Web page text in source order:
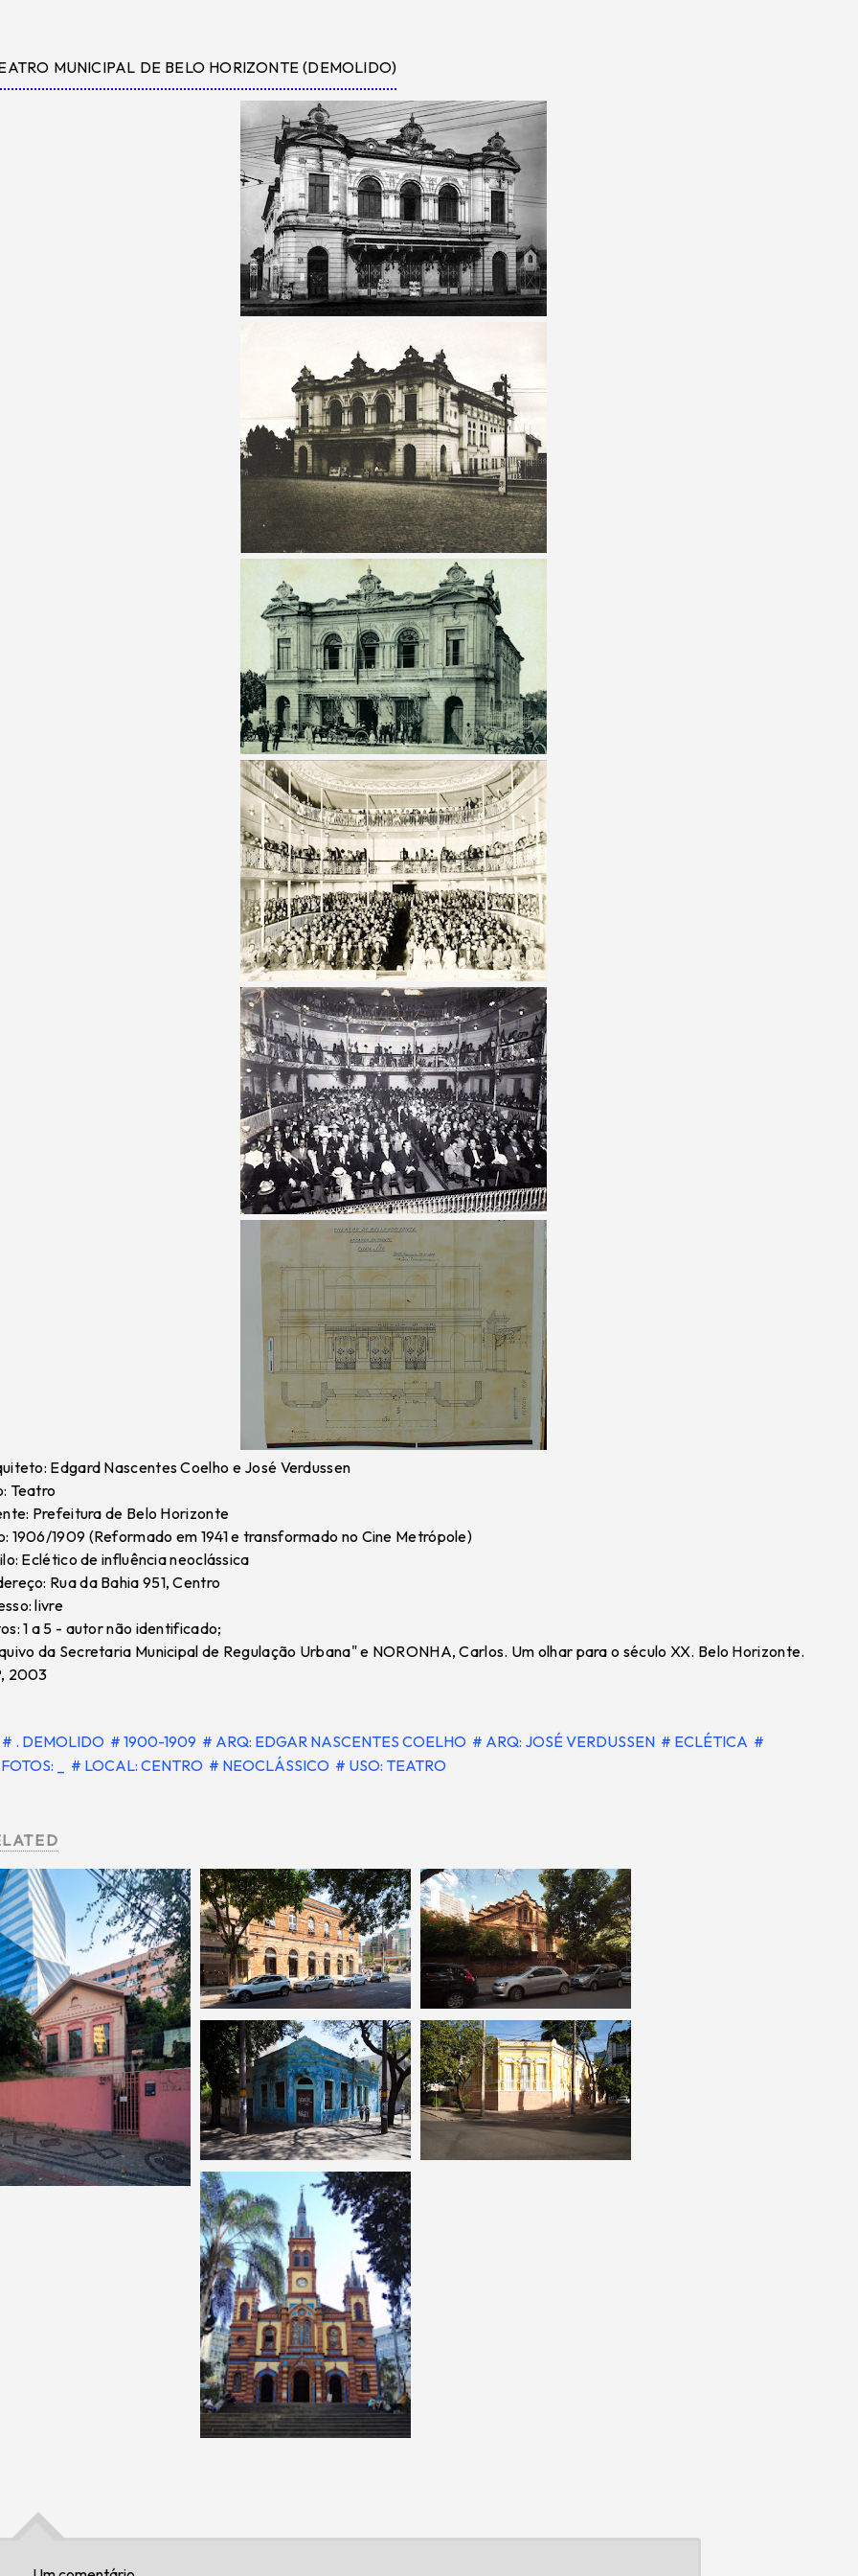
MUNICIPAL DE BELO HORIZONTE (DEMOLIDO)
Edgard Nascentes Coelho e José Verdussen
Teatro
Prefeitura de Belo Horizonte
1906/1909 (Reformado em 1941 e transformado no Cine Metrópole)
Eclético de influência neoclássica
Rua da Bahia 951, Centro
livre
1 a 5 - autor não identificado;
da Secretaria Municipal de Regulação Urbana" e NORONHA, Carlos. Um olhar para o século XX. Belo Horizonte.
2003
# . DEMOLIDO # 1900-1909 # ARQ: EDGAR NASCENTES COELHO # ARQ: JOSÉ VERDUSSEN # ECLÉTICA #
FOTOS: _
# LOCAL: CENTRO # NEOCLÁSSICO # USO: TEATRO